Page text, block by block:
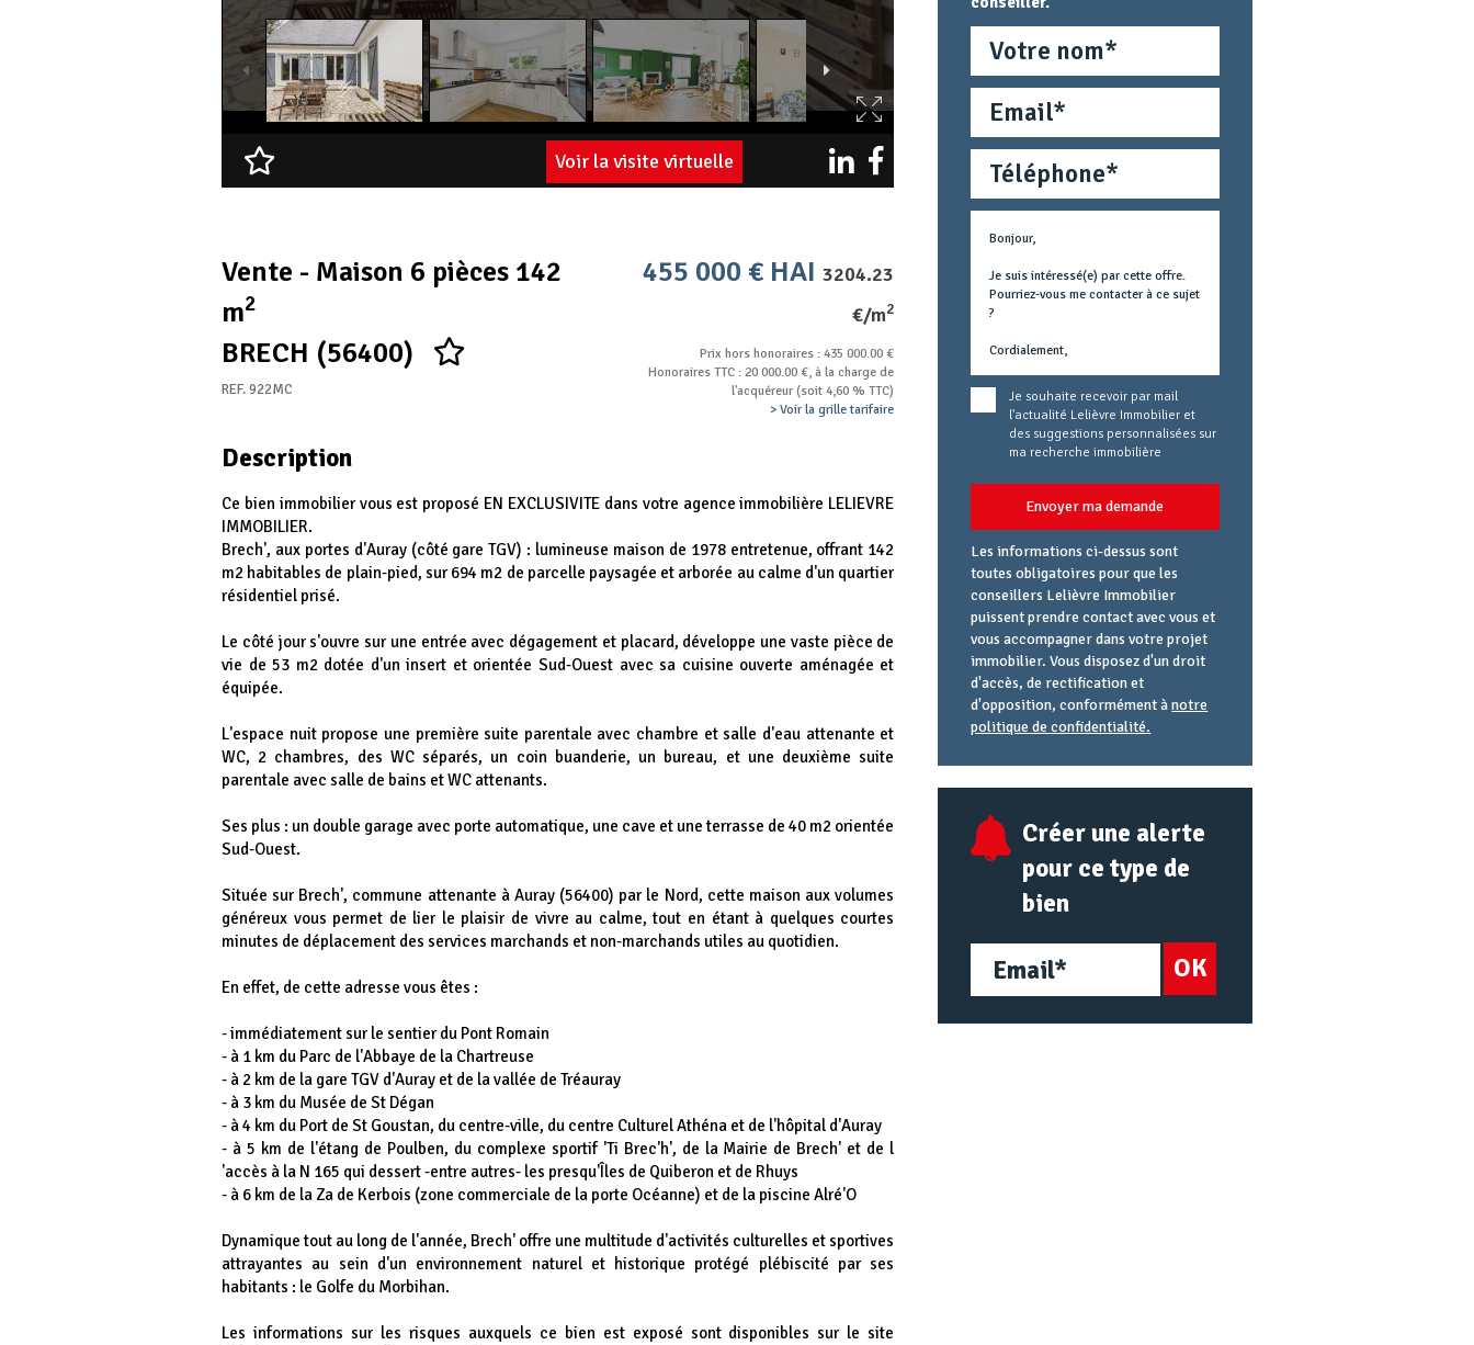
Voir la visite virtuelle
Vente - Maison 6 pièces 142
m2
BRECH (56400)
REF. 922MC
455 000 € HAI3204.23
€/m2
Prix hors honoraires : 435 000.00 €
Honoraires TTC : 20 000.00 €, à la charge de
l'acquéreur (soit 4,60 % TTC)
> Voir la grille tarifaire
Description
Ce bien immobilier vous est proposé EN EXCLUSIVITE dans votre agence immobilière LELIEVRE
IMMOBILIER.
Brech', aux portes d'Auray (côté gare TGV) : lumineuse maison de 1978 entretenue, offrant 142
m2 habitables de plain-pied, sur 694 m2 de parcelle paysagée et arborée au calme d'un quartier
résidentiel prisé.
Le côté jour s'ouvre sur une entrée avec dégagement et placard, développe une vaste pièce de
vie de 53 m2 dotée d'un insert et orientée Sud-Ouest avec sa cuisine ouverte aménagée et
équipée.
L'espace nuit propose une première suite parentale avec chambre et salle d'eau attenante et
WC, 2 chambres, des WC séparés, un coin buanderie, un bureau, et une deuxième suite
parentale avec salle de bains et WC attenants.
Ses plus : un double garage avec porte automatique, une cave et une terrasse de 40 m2 orientée
Sud-Ouest.
Située sur Brech', commune attenante à Auray (56400) par le Nord, cette maison aux volumes
généreux vous permet de lier le plaisir de vivre au calme, tout en étant à quelques courtes
minutes de déplacement des services marchands et non-marchands utiles au quotidien.
En effet, de cette adresse vous êtes :
- immédiatement sur le sentier du Pont Romain
- à 1 km du Parc de l'Abbaye de la Chartreuse
- à 2 km de la gare TGV d'Auray et de la vallée de Tréauray
- à 3 km du Musée de St Dégan
- à 4 km du Port de St Goustan, du centre-ville, du centre Culturel Athéna et de l'hôpital d'Auray
- à 5 km de l'étang de Poulben, du complexe sportif 'Ti Brec'h', de la Mairie de Brech' et de l
'accès à la N 165 qui dessert -entre autres- les presqu'Îles de Quiberon et de Rhuys
- à 6 km de la Za de Kerbois (zone commerciale de la porte Océanne) et de la piscine Alré'O
Dynamique tout au long de l'année, Brech' offre une multitude d'activités culturelles et sportives
attrayantes au sein d'un environnement naturel et historique protégé plébiscité par ses
habitants : le Golfe du Morbihan.
Les informations sur les risques auxquels ce bien est exposé sont disponibles sur le site
Téléphone
Métier
concerné
Je souhaite recevoir par mail
l'actualité Lelièvre Immobilier et
des suggestions personnalisées sur
ma recherche immobilière
Envoyer ma demande
Les informations ci-dessus sont
toutes obligatoires pour que les
conseillers Lelièvre Immobilier
puissent prendre contact avec vous et
vous accompagner dans votre projet
immobilier. Vous disposez d'un droit
d'accès, de rectification et
d'opposition, conformément ànotre
politique de confidentialité.
email
URL
Créer une alerte
pour ce type de
bien
OK